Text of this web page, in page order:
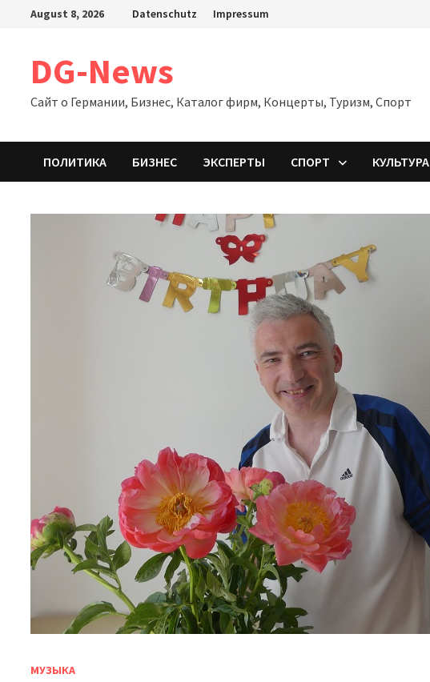
August 8, 2026 Datenschutz Impressum
DG-News
Сайт о Германии, Бизнес, Каталог фирм, Концерты, Туризм, Спорт
ПОЛИТИКА БИЗНЕС ЭКСПЕРТЫ СПОРТ КУЛЬТУРА
МУЗЫКА